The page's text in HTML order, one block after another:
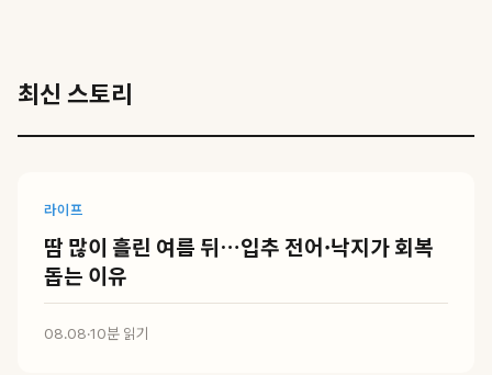
최신 스토리
라이프
땀 많이 흘린 여름 뒤…입추 전어·낙지가 회복
돕는 이유
08.08·10분 읽기